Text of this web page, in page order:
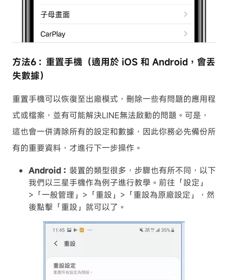
方法6：重置手機（適用於 iOS 和 Android，會丟
失數據）
重置手機可以恢復至出廠模式，刪除一些有問題的應用程
式或檔案，並有可能解決LINE無法啟動的問題。可是，
這也會一併清除所有的設定和數據，因此你務必先備份所
有的重要資料，才進行下一步操作。
Android： 裝置的類型很多，步驟也有所不同，以下
我們以三星手機作為例子進行教學。前往「設定」
>「一般管理」>「重設」>「重設為原廠設定」，然
後點擊「重設」就可以了。